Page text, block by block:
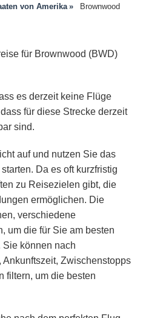
von Amerika Brownwood
für Brownwood (BWD)
es derzeit keine Flüge
für diese Strecke derzeit
sind.
auf und nutzen Sie das
Da es oft kurzfristig
zu Reisezielen gibt, die
ermöglichen. Die
verschiedene
um die für Sie am besten
können nach
Zwischenstopps
filtern, um die besten